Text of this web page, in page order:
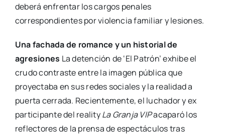
deberá enfrentar los cargos penales
correspondientes por violencia familiar y lesiones.
Una fachada de romance y un historial de
agresiones La detención de ‘El Patrón’ exhibe el
crudo contraste entre la imagen pública que
proyectaba en sus redes sociales y la realidad a
puerta cerrada. Recientemente,el luchador y ex
participante del realityLa Granja VIPacaparó los
reflectores de la prensa de espectáculos tras